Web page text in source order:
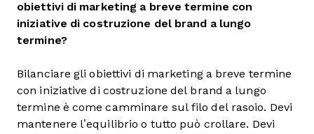
obiettivi di marketing a breve termine con
iniziative di costruzione del brand a lungo
termine?
Bilanciare gli obiettivi di marketing a breve termine
con iniziative di costruzione del brand a lungo
termine è come camminare sul filo del rasoio. Devi
mantenere l’equilibrio o tutto può crollare. Devi